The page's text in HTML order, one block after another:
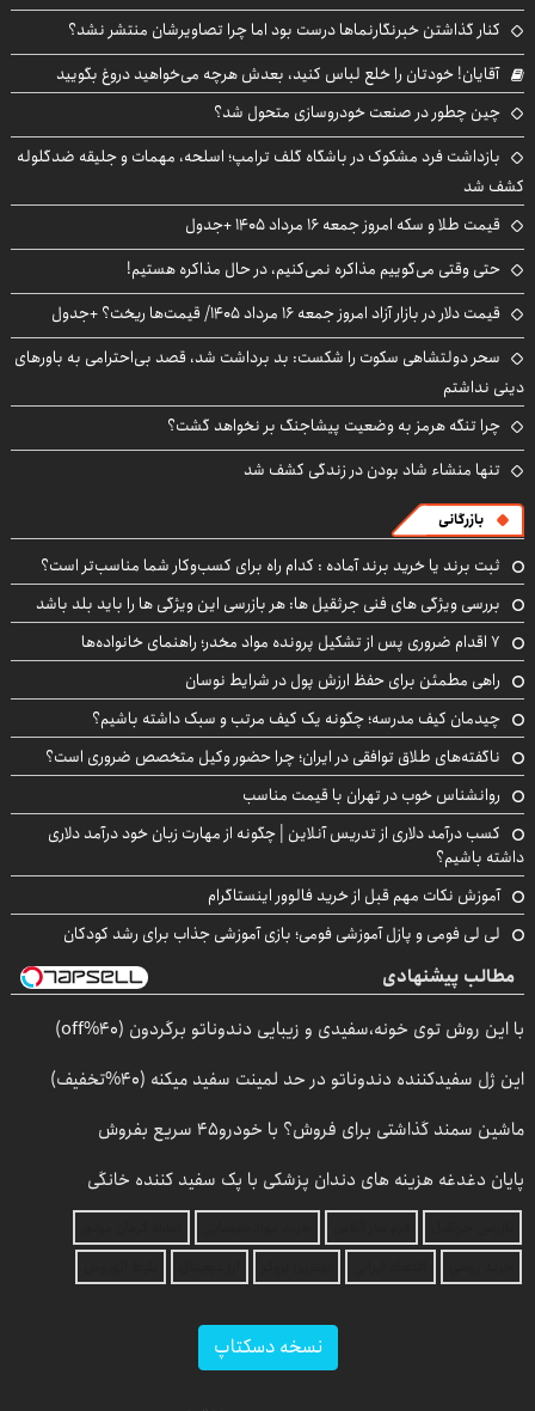
کنار گذاشتن خبرنگارنماها درست بود اما چرا تصاویرشان منتشر نشد؟
آقایان! خودتان را خلع لباس کنید، بعدش هرچه می‌خواهید دروغ بگویید
چین چطور در صنعت خودروسازی متحول شد؟
بازداشت فرد مشکوک در باشگاه گلف ترامپ؛ اسلحه، مهمات و جلیقه ضدگلوله
کشف شد
قیمت طلا و سکه امروز جمعه ۱۶ مرداد ۱۴۰۵ +جدول
حتی وقتی می‌گوییم مذاکره نمی‌کنیم، در حال مذاکره هستیم!
قیمت دلار در بازار آزاد امروز جمعه ۱۶ مرداد ۱۴۰۵/ قیمت‌ها ریخت؟ +جدول
سحر دولتشاهی سکوت را شکست: بد برداشت شد، قصد بی‌احترامی به باورهای
دینی نداشتم
چرا تنگه هرمز به وضعیت پیشاجنگ بر نخواهد گشت؟
تنها منشاء شاد بودن در زندگی کشف شد
بازرگانی
ثبت برند یا خرید برند آماده : کدام راه برای کسب‌وکار شما مناسب‌تر است؟
بررسی ویژگی های فنی جرثقیل ها: هر بازرسی این ویژگی ها را باید بلد باشد
۷ اقدام ضروری پس از تشکیل پرونده مواد مخدر؛ راهنمای خانواده‌ها
راهی مطمئن برای حفظ ارزش پول در شرایط نوسان
چیدمان کیف مدرسه؛ چگونه یک کیف مرتب و سبک داشته باشیم؟
ناگفته‌های طلاق توافقی در ایران؛ چرا حضور وکیل متخصص ضروری است؟
روانشناس خوب در تهران با قیمت مناسب
کسب درآمد دلاری از تدریس آنلاین | چگونه از مهارت زبان خود درآمد دلاری
داشته باشیم؟
آموزش نکات مهم قبل از خرید فالوور اینستاگرام
لی لی فومی و پازل آموزشی فومی؛ بازی آموزشی جذاب برای رشد کودکان
مطالب پیشنهادی
با این روش توی خونه،سفیدی و زیبایی دندوناتو برگردون (40%off)
این ژل سفیدکننده دندوناتو در حد لمینت سفید میکنه (40%تخفیف)
ماشین سمند گذاشتی برای فروش؟ با خودرو45 سریع بفروش
پایان دغدغه هزینه های دندان پزشکی با پک سفید کننده خانگی
نسخه دسکتاپ